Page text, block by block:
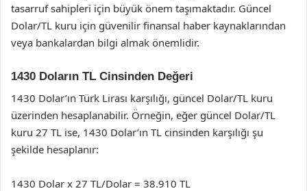
tasarruf sahipleri için büyük önem taşımaktadır. Güncel
Dolar/TL kuru için güvenilir finansal haber kaynaklarından
veya bankalardan bilgi almak önemlidir.
1430 Doların TL Cinsinden Değeri
1430 Dolar’ın Türk Lirası karşılığı, güncel Dolar/TL kuru
üzerinden hesaplanabilir. Örneğin, eğer güncel Dolar/TL
kuru 27 TL ise, 1430 Dolar’ın TL cinsinden karşılığı şu
şekilde hesaplanır:
1430 Dolar x 27 TL/Dolar = 38.910 TL